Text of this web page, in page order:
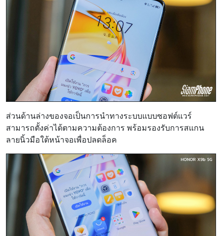
ส่วนด้านล่างของจอเป็นการนำทางระบบแบบซอฟต์แวร์
สามารถตั้งค่าได้ตามความต้องการ พร้อมรองรับการสแกน
ลายนิ้วมือใต้หน้าจอเพื่อปลดล็อค